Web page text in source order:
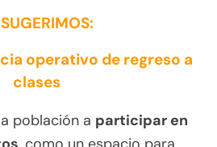
operativo de regreso a
clases
población a participar en